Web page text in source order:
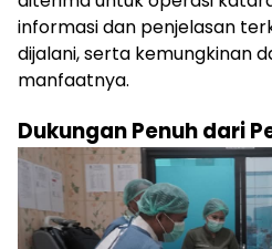
informasi dan penjelasan
dijalani, serta kemungkinan
manfaatnya.
Dukungan Penuh dari